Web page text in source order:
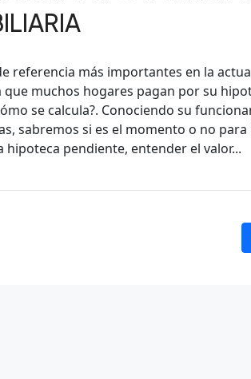
referencia más importantes en la
muchos hogares pagan por su
se calcula?. Conociendo su
sabremos si es el momento o no
pendiente, entender el valor...